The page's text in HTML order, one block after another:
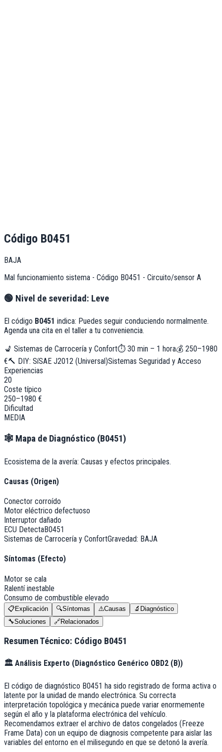
Código B0451
BAJA
Mal funcionamiento sistema - Código B0451 - Circuito/sensor A
🟢 Nivel de severidad: Leve
El código B0451 indica: Puedes seguir conduciendo normalmente.
Agenda una cita en el taller a tu conveniencia.
💺 Sistemas de Carrocería y Confort⏱ 30 min – 1 hora💰 250–1980
€🔨 DIY: SíSAE J2012 (Universal)Sistemas Seguridad y Acceso
Experiencias
20
Coste típico
250–1980 €
Dificultad
MEDIA
🕸️ Mapa de Diagnóstico (B0451)
Ecosistema de la avería: Causas y efectos principales.
Causas (Origen)
Conector corroído
Motor eléctrico defectuoso
Interruptor dañado
ECU DetectaB0451
Sistemas de Carrocería y ConfortGravedad: BAJA
Síntomas (Efecto)
Motor se cala
Ralentí inestable
Consumo de combustible elevado
📋 Explicación 🔍Síntomas ⚠️Causas 🔬 Diagnóstico
🔧Soluciones 🔗Relacionados
Resumen Técnico: Código B0451
🏛️ Análisis Experto (Diagnóstico Genérico OBD2 (B))
El código de diagnóstico B0451 ha sido registrado de forma activa o
latente por la unidad de mando electrónica. Su correcta
interpretación topológica y mecánica puede variar enormemente
según el año y la plataforma electrónica del vehículo.
Recomendamos extraer el archivo de datos congelados (Freeze
Frame Data) con un equipo de diagnosis competente para aislar las
variables del entorno en el milisegundo en que se detonó la avería.